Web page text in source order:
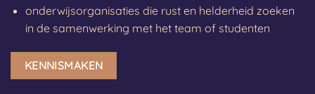
onderwijsorganisaties die rust en helderheid zoeken
in de samenwerking met het team of studenten
KENNISMAKEN